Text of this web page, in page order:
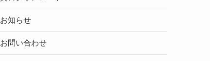
お知らせ
お問い合わせ